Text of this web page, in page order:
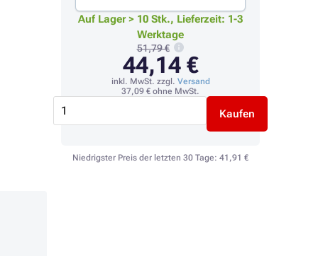
Auf Lager > 10 Stk., Lieferzeit: 1-3
Werktage
51,79 €
44,14 €
inkl. MwSt. zzgl. Versand
37,09 € ohne MwSt.
Kaufen
Niedrigster Preis der letzten 30 Tage: 41,91 €